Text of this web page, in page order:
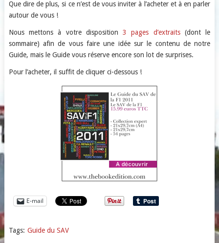
Que dire de plus, si ce n’est de vous inviter à l’acheter et à en parler
autour de vous !
Nous mettons à votre disposition3 pages d’extraits(dont le
sommaire) afin de vous faire une idée sur le contenu de notre
Guide, mais le Guide vous réserve encore son lot de surprises.
Pour l’acheter, il suffit de cliquer ci-dessous !
E-mail
Tags: Guide du SAV